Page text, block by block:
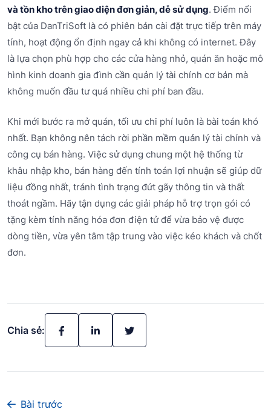
và tồn kho trên giao diện đơn giản, dễ sử dụng. Điểm nổi
bật của DanTriSoft là có phiên bản cài đặt trực tiếp trên máy
tính, hoạt động ổn định ngay cả khi không có internet. Đây
là lựa chọn phù hợp cho các cửa hàng nhỏ, quán ăn hoặc mô
hình kinh doanh gia đình cần quản lý tài chính cơ bản mà
không muốn đầu tư quá nhiều chi phí ban đầu.
Khi mới bước ra mở quán, tối ưu chi phí luôn là bài toán khó
nhất. Bạn không nên tách rời phần mềm quản lý tài chính và
công cụ bán hàng. Việc sử dụng chung một hệ thống từ
khâu nhập kho, bán hàng đến tính toán lợi nhuận sẽ giúp dữ
liệu đồng nhất, tránh tình trạng đứt gãy thông tin và thất
thoát ngầm. Hãy tận dụng các giải pháp hỗ trợ trọn gói có
tặng kèm tính năng hóa đơn điện tử để vừa bảo vệ được
dòng tiền, vừa yên tâm tập trung vào việc kéo khách và chốt
đơn.
Chia sẻ:
Bài trước